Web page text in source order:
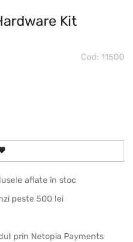
Kit
Cod: 11500
aflate în stoc
peste 500 lei
prin Netopia Payments